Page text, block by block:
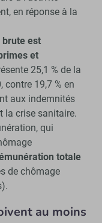
en réponse à la
brute est
et
25,1 % de la
contre 19,7 % en
aux indemnités
la crise sanitaire.
qui
totale
de chômage
au moins